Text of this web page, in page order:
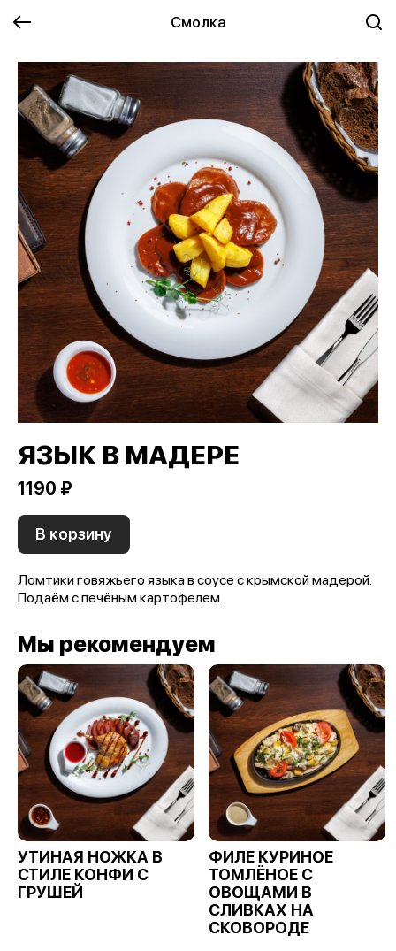
Смолка
ЯЗЫК В МАДЕРЕ
1190 ₽
В корзину
Ломтики говяжьего языка в соусе с крымской мадерой.
Подаём с печёным картофелем.
Мы рекомендуем
УТИНАЯ НОЖКА В
СТИЛЕ КОНФИ С
ГРУШЕЙ
ФИЛЕ КУРИНОЕ
ТОМЛЁНОЕ С
ОВОЩАМИ В
СЛИВКАХ НА
СКОВОРОДЕ